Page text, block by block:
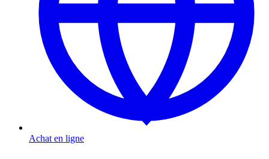
Achat en ligne